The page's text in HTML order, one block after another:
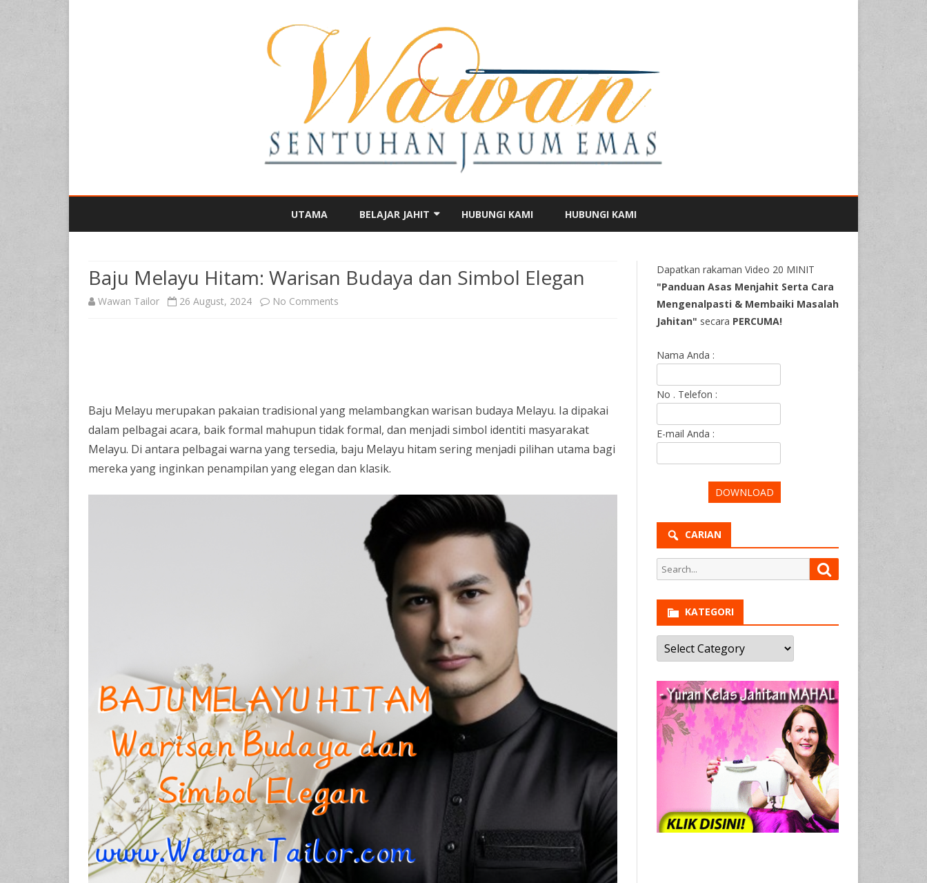
to
UTAMA BELAJAR JAHIT HUBUNGI KAMI HUBUNGI KAMI
Baju Melayu Hitam: Warisan Budaya dan Simbol Elegan
Wawan Tailor 26 August, 2024 No Comments
Budaya
dan
Simbol
Elegan
Baju Melayu merupakan pakaian tradisional yang melambangkan warisan budaya Melayu. Ia dipakai
dalam pelbagai acara, baik formal mahupun tidak formal, dan menjadi simbol identiti masyarakat
Melayu. Di antara pelbagai warna yang tersedia, baju Melayu hitam sering menjadi pilihan utama bagi
mereka yang inginkan penampilan yang elegan dan klasik.
Dapatkan rakaman Video 20 MINIT
"Panduan Asas Menjahit Serta Cara
Mengenalpasti & Membaiki Masalah
Jahitan" secara PERCUMA!
Nama Anda :
No . Telefon :
E-mail Anda :
CARIAN
Search
for:
KATEGORI
Kategori